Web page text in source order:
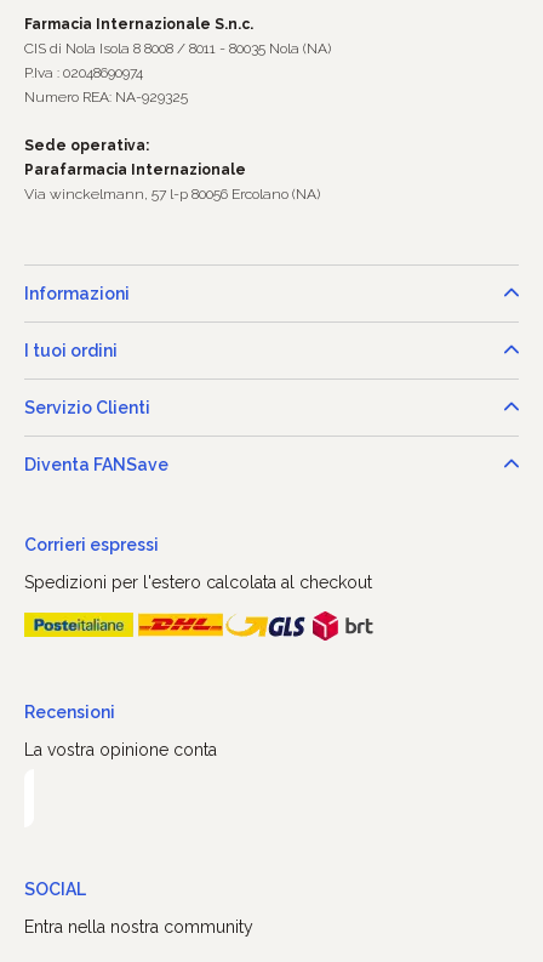
Farmacia Internazionale S.n.c.
CIS di Nola Isola 8 8008 / 8011 - 80035 Nola (NA)
P.Iva : 02048690974
Numero REA: NA-929325
Sede operativa:
Parafarmacia Internazionale
Via winckelmann, 57 l-p 80056 Ercolano (NA)
Informazioni
I tuoi ordini
Servizio Clienti
Diventa FANSave
Corrieri espressi
Spedizioni per l'estero calcolata al checkout
Recensioni
La vostra opinione conta
SOCIAL
Entra nella nostra community